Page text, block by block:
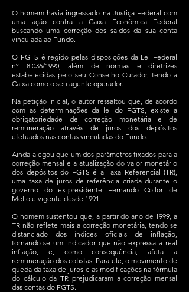
O homem havia ingressado na Justiça Federal com
uma ação contra a Caixa Econômica Federal
buscando uma correção dos saldos da sua conta
vinculada ao Fundo.
O FGTS é regido pelas disposições da Lei Federal
nº 8.036/1990, além de normas e diretrizes
estabelecidas pelo seu Conselho Curador, tendo a
Caixa como o seu agente operador.
Na petição inicial, o autor ressaltou que, de acordo
com as determinações da lei do FGTS, existe a
obrigatoriedade de correção monetária e de
remuneração através de juros dos depósitos
efetuados nas contas vinculadas do Fundo.
Ainda alegou que um dos parâmetros fixados para a
correção mensal e a atualização do valor monetário
dos depósitos do FGTS é a Taxa Referencial (TR),
uma taxa de juros de referência criada durante o
governo do ex-presidente Fernando Collor de
Mello e vigente desde 1991.
O homem sustentou que, a partir do ano de 1999, a
TR não reflete mais a correção monetária, tendo se
distanciado dos índices oficiais de inflação,
tornando-se um indicador que não expressa a real
inflação, e, como consequência, afeta a
remuneração dos cotistas. Para ele, o movimento de
queda da taxa de juros e as modificações na fórmula
do cálculo da TR prejudicaram a correção mensal
das contas do FGTS.